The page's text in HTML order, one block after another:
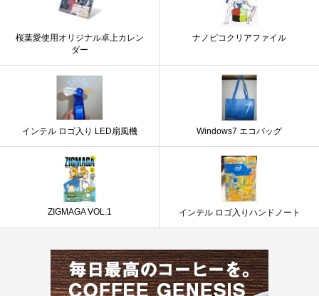
桜葉愛使用オリジナル卓上カレン
ダー
ナノピコクリアファイル
インテル ロゴ入り LED扇風機 Windows7 エコバッグ
ZIGMAGA VOL.1 インテル ロゴ入りハンドノート